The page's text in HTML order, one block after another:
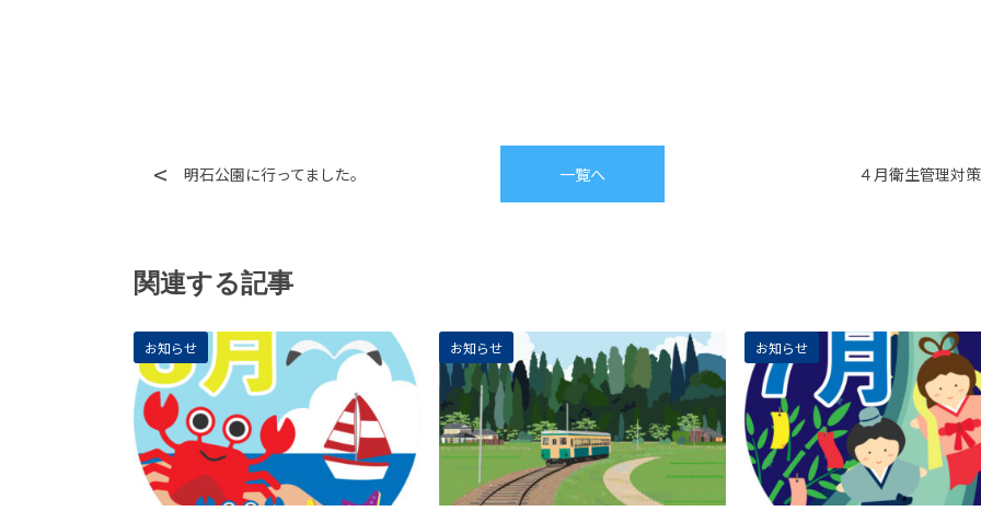
明石公園に行ってました。 一覧へ ４月衛生管理対策
関連する記事
お知らせ お知らせ お知らせ